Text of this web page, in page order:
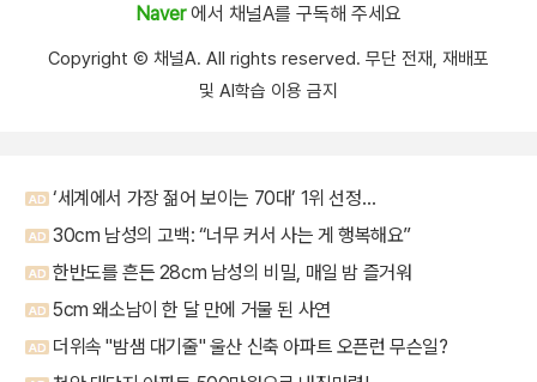
Naver에서 채널A를 구독해 주세요
Copyright Ⓒ 채널A. All rights reserved. 무단 전재, 재배포
및 AI학습 이용 금지